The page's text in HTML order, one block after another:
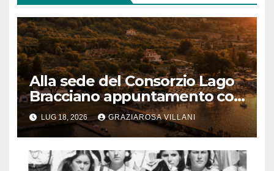
Alla sede del Consorzio Lago
Bracciano appuntamento col
Bel Canto: domenica 19 luglio
2026 alle 19 concerto lirico ad
ingresso libero
LUG 18, 2026 GRAZIAROSA VILLANI